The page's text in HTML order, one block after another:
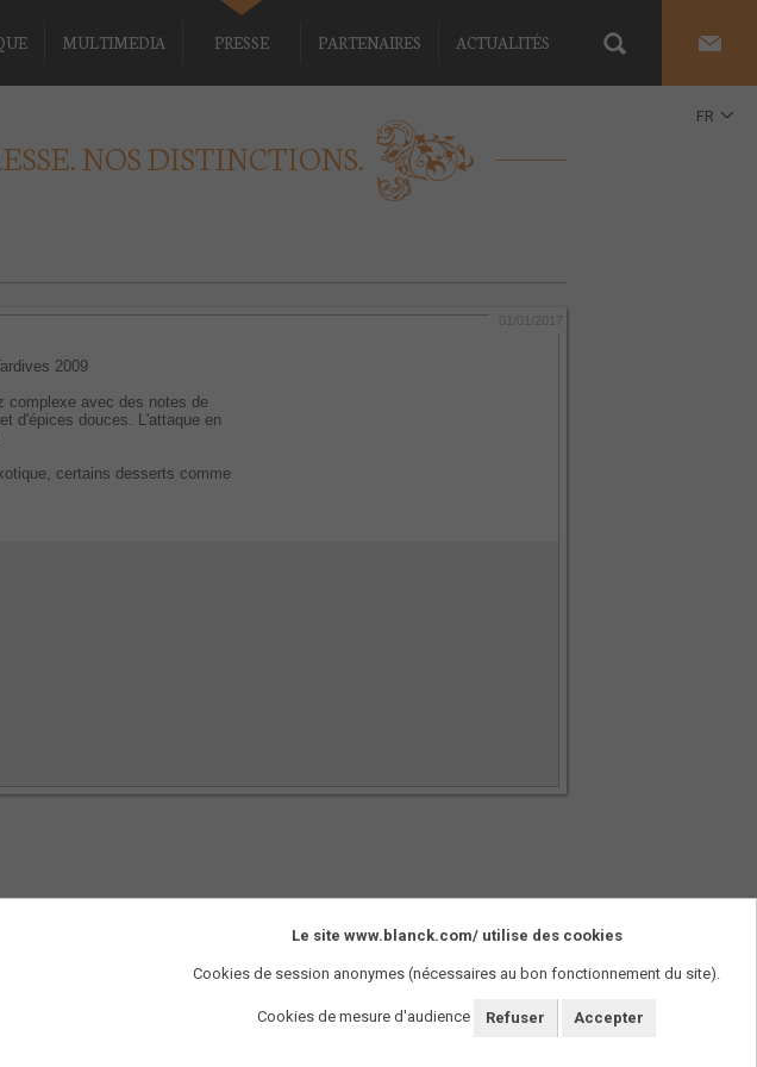
MULTIMEDIA PRESSE PARTENAIRES ACTUALITÉS
FR
NOS DISTINCTIONS.
2009
complexe avec des notes de
d'épices douces. L'attaque en
certains desserts comme
SUIVEZ-NOUS !
Le site www.blanck.com/ utilise des cookies
Cookies de session anonymes (nécessaires au bon fonctionnement du site).
Cookies de mesure d'audience Refuser Accepter